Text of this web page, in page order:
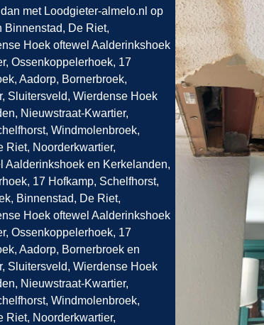
met Loodgieter-almelo.nl op
Binnenstad, De Riet,
Hoek oftewel Aalderinkshoek
Ossenkoppelerhoek, 17
Aadorp, Bornerbroek,
Sluitersveld, Wierdense Hoek
Nieuwstraat-Kwartier,
Windmolenbroek,
Riet, Noorderkwartier,
Aalderinkshoek en Kerkelanden,
17 Hofkamp, Schelfhorst,
Binnenstad, De Riet,
Hoek oftewel Aalderinkshoek
Ossenkoppelerhoek, 17
Aadorp, Bornerbroek en
Sluitersveld, Wierdense Hoek
Nieuwstraat-Kwartier,
Windmolenbroek,
Riet, Noorderkwartier,